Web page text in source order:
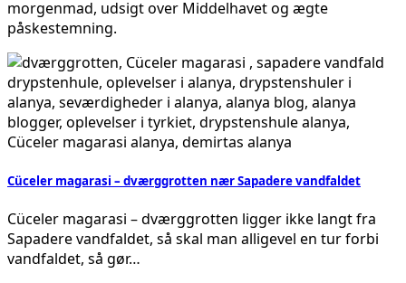
morgenmad, udsigt over Middelhavet og ægte
påskestemning.
Cüceler magarasi – dværggrotten nær Sapadere vandfaldet
Cüceler magarasi – dværggrotten ligger ikke langt fra
Sapadere vandfaldet, så skal man alligevel en tur forbi
vandfaldet, så gør…